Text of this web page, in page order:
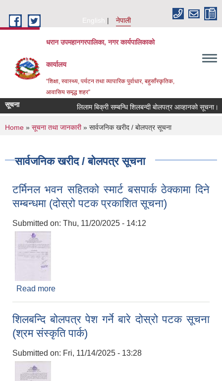
English
नेपाली
धरान उपमहानगरपालिका, नगर कार्यपालिकाको
कार्यालय
“शिक्षा, स्वास्थ्य, पर्यटन तथा व्यापारिक पुर्वाधार, बहुसाँस्कृतिक,
आवासिय समृद्ध शहर”
सूचना लिलाम बिक्री सम्बन्धि शिलबन्दी बोलपत्र आव्हानको सूचना।
You are here
Home » सूचना तथा जानकारी» सार्वजनिक खरीद / बोलपत्र सूचना
सार्वजनिक खरीद / बोलपत्र सूचना
टर्मिनल भवन सहितको स्मार्ट बसपार्क ठेक्कामा दिने
सम्बन्धमा (दोस्रो पटक प्रकाशित सूचना)
Submitted on: Thu, 11/20/2025 - 14:12
Read more
शिलबन्दि बोलपत्र पेश गर्ने बारे दोस्रो पटक सूचना
(श्रम संस्कृति पार्क)
Submitted on: Fri, 11/14/2025 - 13:28